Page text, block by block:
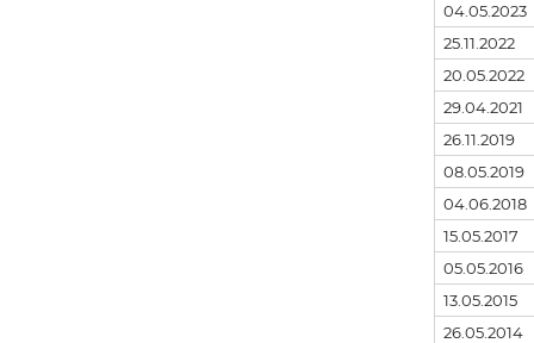
04.05.2023
25.11.2022
20.05.2022
29.04.2021
26.11.2019
08.05.2019
04.06.2018
15.05.2017
05.05.2016
13.05.2015
26.05.2014